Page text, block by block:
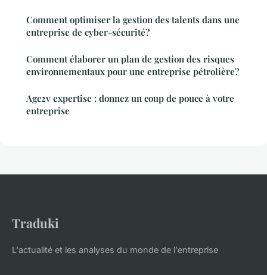
Comment optimiser la gestion des talents dans une
entreprise de cyber-sécurité?
Comment élaborer un plan de gestion des risques
environnementaux pour une entreprise pétrolière?
Agc2v expertise : donnez un coup de pouce à votre
entreprise
Traduki
L'actualité et les analyses du monde de l'entreprise